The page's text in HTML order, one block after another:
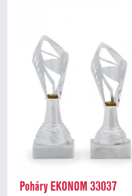
Poháry EKONOM 33037